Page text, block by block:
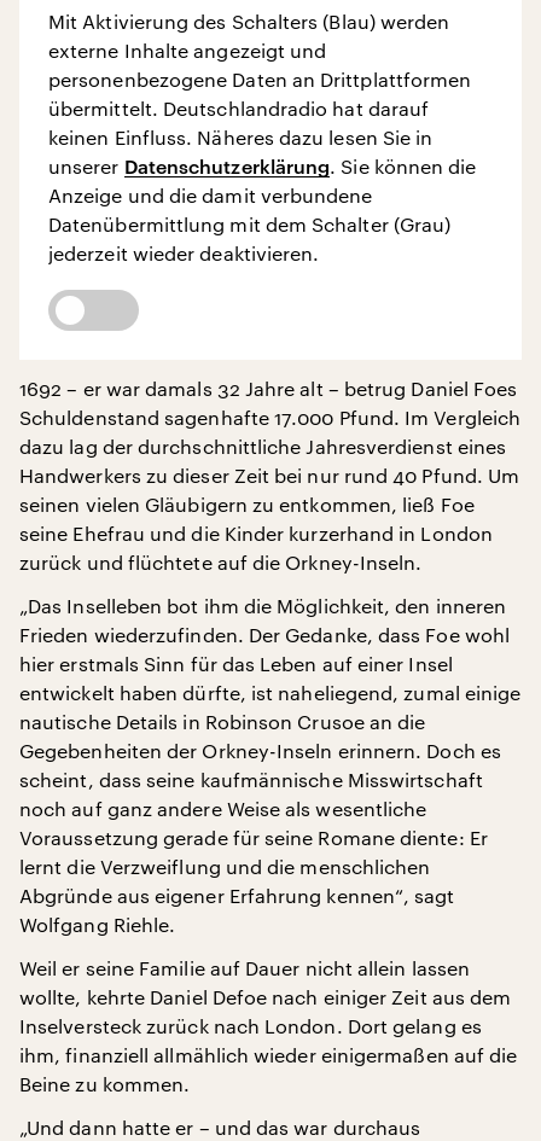
Mit Aktivierung des Schalters (Blau) werden
externe Inhalte angezeigt und
personenbezogene Daten an Drittplattformen
übermittelt. Deutschlandradio hat darauf
keinen Einfluss. Näheres dazu lesen Sie in
unserer Datenschutzerklärung. Sie können die
Anzeige und die damit verbundene
Datenübermittlung mit dem Schalter (Grau)
jederzeit wieder deaktivieren.
1692 – er war damals 32 Jahre alt – betrug Daniel Foes
Schuldenstand sagenhafte 17.000 Pfund. Im Vergleich
dazu lag der durchschnittliche Jahresverdienst eines
Handwerkers zu dieser Zeit bei nur rund 40 Pfund. Um
seinen vielen Gläubigern zu entkommen, ließ Foe
seine Ehefrau und die Kinder kurzerhand in London
zurück und flüchtete auf die Orkney-Inseln.
„Das Inselleben bot ihm die Möglichkeit, den inneren
Frieden wiederzufinden. Der Gedanke, dass Foe wohl
hier erstmals Sinn für das Leben auf einer Insel
entwickelt haben dürfte, ist naheliegend, zumal einige
nautische Details in Robinson Crusoe an die
Gegebenheiten der Orkney-Inseln erinnern. Doch es
scheint, dass seine kaufmännische Misswirtschaft
noch auf ganz andere Weise als wesentliche
Voraussetzung gerade für seine Romane diente: Er
lernt die Verzweiflung und die menschlichen
Abgründe aus eigener Erfahrung kennen“, sagt
Wolfgang Riehle.
Weil er seine Familie auf Dauer nicht allein lassen
wollte, kehrte Daniel Defoe nach einiger Zeit aus dem
Inselversteck zurück nach London. Dort gelang es
ihm, finanziell allmählich wieder einigermaßen auf die
Beine zu kommen.
„Und dann hatte er – und das war durchaus